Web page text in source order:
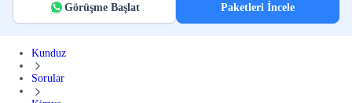
Görüşme Başlat Paketleri İncele
Kunduz
Sorular